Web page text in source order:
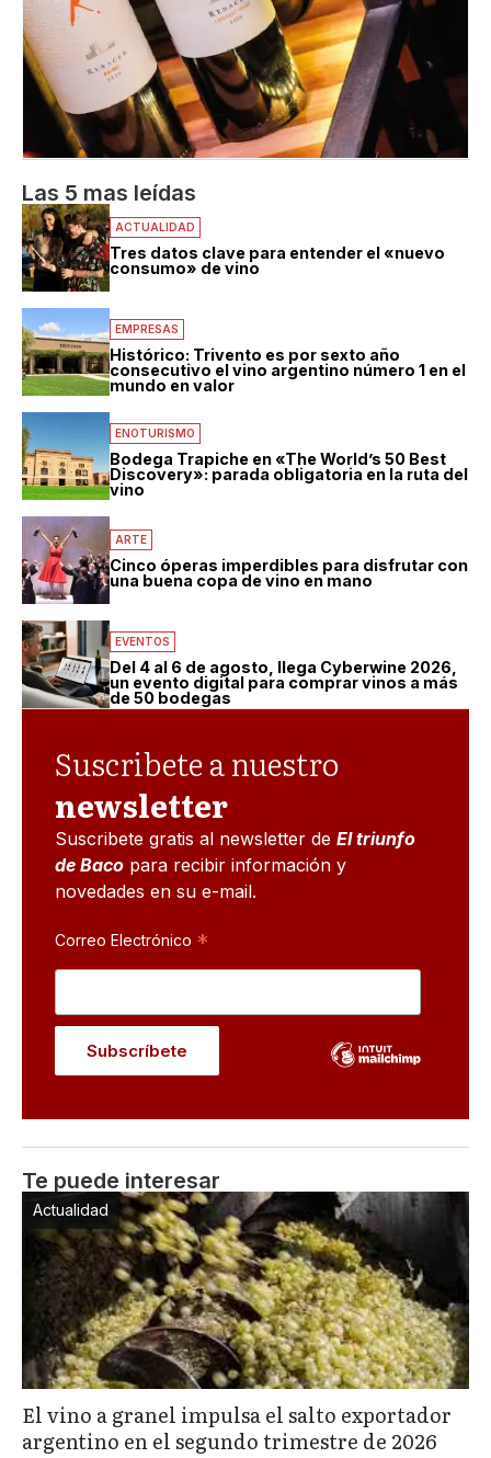
Las 5 mas leídas
ACTUALIDAD
Tres datos clave para entender el «nuevo
consumo» de vino
EMPRESAS
Histórico: Trivento es por sexto año
consecutivo el vino argentino número 1 en el
mundo en valor
ENOTURISMO
Bodega Trapiche en «The World’s 50 Best
Discovery»: parada obligatoria en la ruta del
vino
ARTE
Cinco óperas imperdibles para disfrutar con
una buena copa de vino en mano
EVENTOS
Del 4 al 6 de agosto, llega Cyberwine 2026,
un evento digital para comprar vinos a más
de 50 bodegas
Suscribete a nuestro
newsletter
Suscribete gratis al newsletter de El triunfo
de Baco para recibir información y
novedades en su e-mail.
Correo Electrónico *
Te puede interesar
Actualidad
El vino a granel impulsa el salto exportador
argentino en el segundo trimestre de 2026